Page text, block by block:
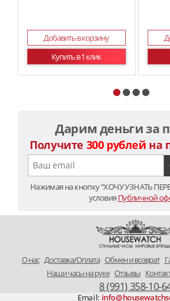
Добавить в корзину
Купить в 1 клик
Дарим деньги за
Получите 300 рублей на
Нажимая на кнопку “ХОЧУ УЗНАТЬ
условия Публичной
O нас Доставка/Оплата Обмен и возврат
Наши часы на руке Отзывы
8 (991) 358-10-
Email: